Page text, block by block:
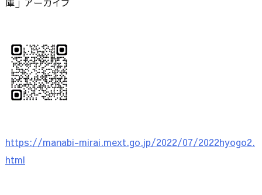
https://manabi-mirai.mext.go.jp/2022/07/2022hyogo2.
html